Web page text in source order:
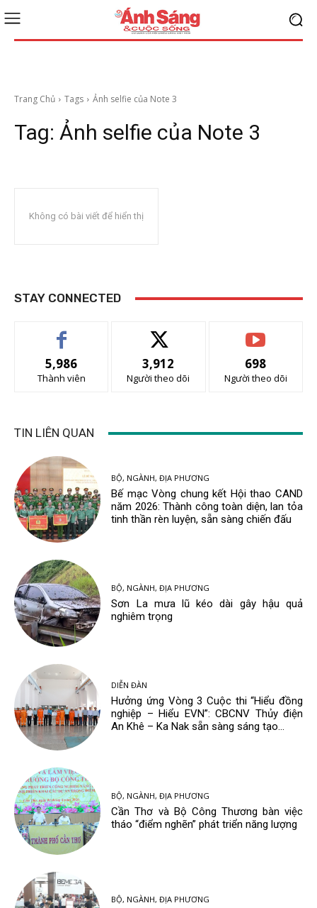
Trang Chủ Tags Ảnh selfie của Note 3
Tag: Ảnh selfie của Note 3
Không có bài viết để hiển thị
STAY CONNECTED
5,986
Thành viên
3,912
Người theo dõi
698
Người theo dõi
TIN LIÊN QUAN
BỘ, NGÀNH, ĐỊA PHƯƠNG
Bế mạc Vòng chung kết Hội thao CAND
năm 2026: Thành công toàn diện, lan tỏa
tinh thần rèn luyện, sẵn sàng chiến đấu
BỘ, NGÀNH, ĐỊA PHƯƠNG
Sơn La mưa lũ kéo dài gây hậu quả
nghiêm trọng
DIỄN ĐÀN
Hưởng ứng Vòng 3 Cuộc thi “Hiểu đồng
nghiệp – Hiểu EVN”: CBCNV Thủy điện
An Khê – Ka Nak sẵn sàng sáng tạo...
BỘ, NGÀNH, ĐỊA PHƯƠNG
Cần Thơ và Bộ Công Thương bàn việc
tháo “điểm nghẽn” phát triển năng lượng
BỘ, NGÀNH, ĐỊA PHƯƠNG